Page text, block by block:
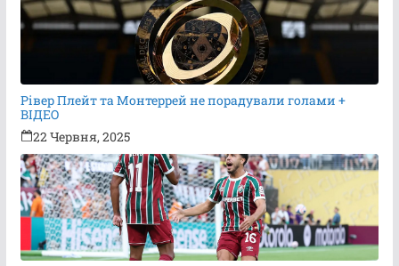
Рівер Плейт та Монтеррей не порадували голами +
ВІДЕО
22 Червня, 2025